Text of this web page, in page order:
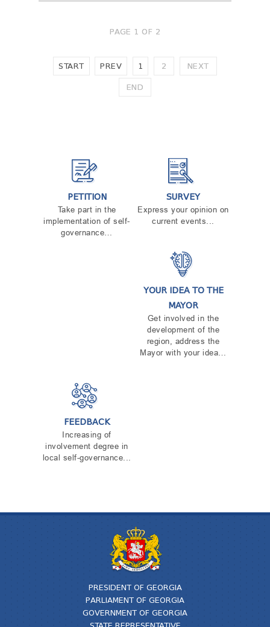
PAGE 1 OF 2
START PREV 1 2 NEXT
END
PETITION
Take part in the
implementation of self-
governance…
SURVEY
Express your opinion on
current events...
YOUR IDEA TO THE
MAYOR
Get involved in the
development of the
region, address the
Mayor with your idea…
FEEDBACK
Increasing of
involvement degree in
local self-governance...
PRESIDENT OF GEORGIA
PARLIAMENT OF GEORGIA
GOVERNMENT OF GEORGIA